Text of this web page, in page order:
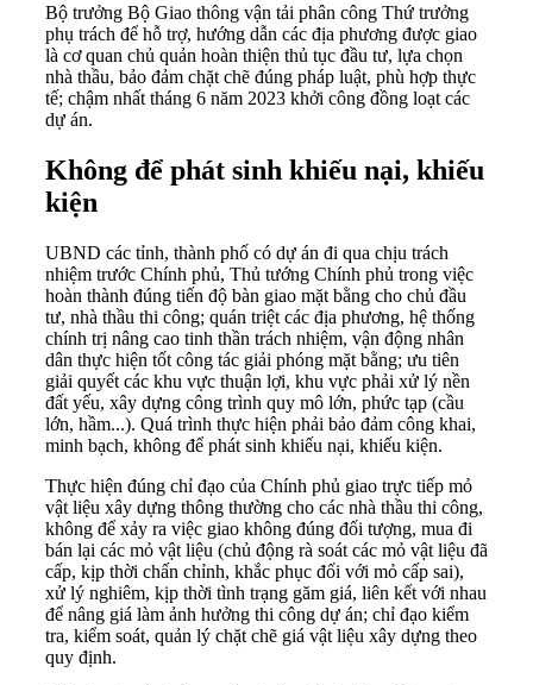
Bộ trưởng Bộ Giao thông vận tải phân công Thứ trưởng
phụ trách để hỗ trợ, hướng dẫn các địa phương được giao
là cơ quan chủ quản hoàn thiện thủ tục đầu tư, lựa chọn
nhà thầu, bảo đảm chặt chẽ đúng pháp luật, phù hợp thực
tế; chậm nhất tháng 6 năm 2023 khởi công đồng loạt các
dự án.
Không để phát sinh khiếu nại, khiếu
kiện
UBND các tỉnh, thành phố có dự án đi qua chịu trách
nhiệm trước Chính phủ, Thủ tướng Chính phủ trong việc
hoàn thành đúng tiến độ bàn giao mặt bằng cho chủ đầu
tư, nhà thầu thi công; quán triệt các địa phương, hệ thống
chính trị nâng cao tinh thần trách nhiệm, vận động nhân
dân thực hiện tốt công tác giải phóng mặt bằng; ưu tiên
giải quyết các khu vực thuận lợi, khu vực phải xử lý nền
đất yếu, xây dựng công trình quy mô lớn, phức tạp (cầu
lớn, hầm...). Quá trình thực hiện phải bảo đảm công khai,
minh bạch, không để phát sinh khiếu nại, khiếu kiện.
Thực hiện đúng chỉ đạo của Chính phủ giao trực tiếp mỏ
vật liệu xây dựng thông thường cho các nhà thầu thi công,
không để xảy ra việc giao không đúng đối tượng, mua đi
bán lại các mỏ vật liệu (chủ động rà soát các mỏ vật liệu đã
cấp, kịp thời chấn chỉnh, khắc phục đối với mỏ cấp sai),
xử lý nghiêm, kịp thời tình trạng găm giá, liên kết với nhau
để nâng giá làm ảnh hưởng thi công dự án; chỉ đạo kiểm
tra, kiểm soát, quản lý chặt chẽ giá vật liệu xây dựng theo
quy định.